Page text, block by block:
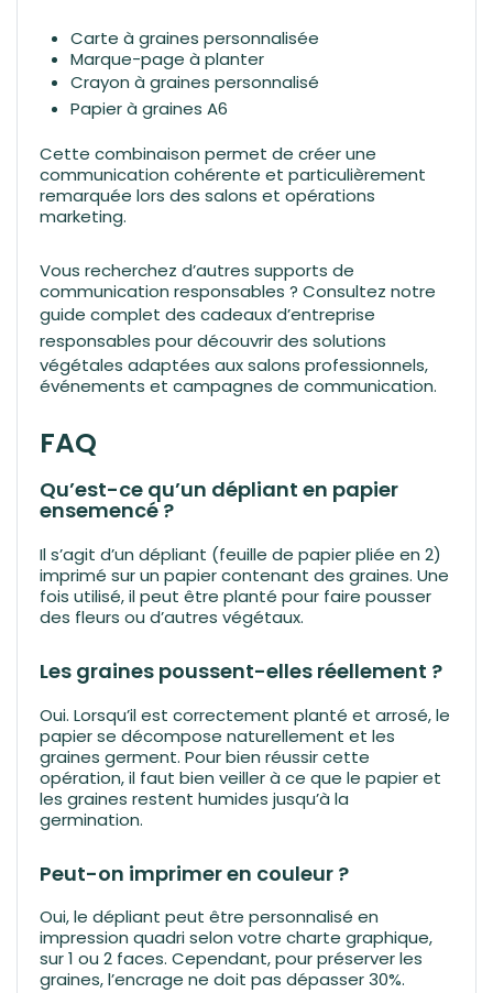
Carte à graines personnalisée
Marque-page à planter
Crayon à graines personnalisé
Papier à graines A6
Cette combinaison permet de créer une
communication cohérente et particulièrement
remarquée lors des salons et opérations
marketing.
Vous recherchez d’autres supports de
communication responsables ? Consultez notre
guide complet des cadeaux d’entreprise
responsables pour découvrir des solutions
végétales adaptées aux salons professionnels,
événements et campagnes de communication.
FAQ
Qu’est-ce qu’un dépliant en papier
ensemencé ?
Il s’agit d’un dépliant (feuille de papier pliée en 2)
imprimé sur un papier contenant des graines. Une
fois utilisé, il peut être planté pour faire pousser
des fleurs ou d’autres végétaux.
Les graines poussent-elles réellement ?
Oui. Lorsqu’il est correctement planté et arrosé, le
papier se décompose naturellement et les
graines germent. Pour bien réussir cette
opération, il faut bien veiller à ce que le papier et
les graines restent humides jusqu’à la
germination.
Peut-on imprimer en couleur ?
Oui, le dépliant peut être personnalisé en
impression quadri selon votre charte graphique,
sur 1 ou 2 faces. Cependant, pour préserver les
graines, l’encrage ne doit pas dépasser 30%.